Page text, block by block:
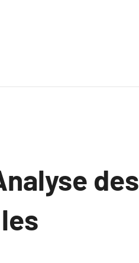
des